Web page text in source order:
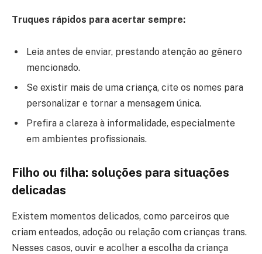
Truques rápidos para acertar sempre:
Leia antes de enviar, prestando atenção ao gênero
mencionado.
Se existir mais de uma criança, cite os nomes para
personalizar e tornar a mensagem única.
Prefira a clareza à informalidade, especialmente
em ambientes profissionais.
Filho ou filha: soluções para situações
delicadas
Existem momentos delicados, como parceiros que
criam enteados, adoção ou relação com crianças trans.
Nesses casos, ouvir e acolher a escolha da criança